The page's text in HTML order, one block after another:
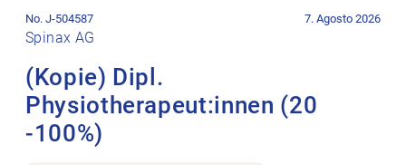
Spinax AG
(Kopie) Dipl.
Physiotherapeut:innen (20
-100%)
No. J-504587 7. Agosto 2026